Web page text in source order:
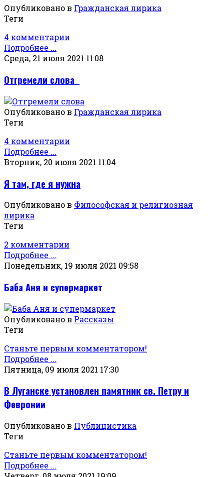
Опубликовано в Гражданская лирика
Теги
4 комментарии
Подробнее ...
Среда, 21 июля 2021 11:08
Отгремели слова
Опубликовано в Гражданская лирика
Теги
4 комментарии
Подробнее ...
Вторник, 20 июля 2021 11:04
Я там, где я нужна
Опубликовано в Философская и религиозная
лирика
Теги
2 комментарии
Подробнее ...
Понедельник, 19 июля 2021 09:58
Баба Аня и супермаркет
Опубликовано в Рассказы
Теги
Станьте первым комментатором!
Подробнее ...
Пятница, 09 июля 2021 17:30
В Луганске установлен памятник св. Петру и
Февронии
Опубликовано в Публицистика
Теги
Станьте первым комментатором!
Подробнее ...